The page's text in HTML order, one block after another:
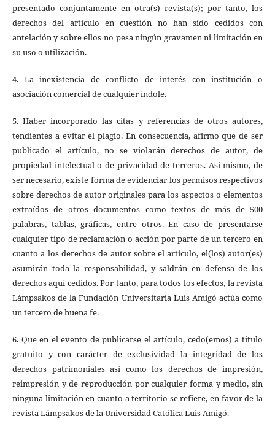
presentado conjuntamente en otra(s) revista(s); por tanto, los
derechos del artículo en cuestión no han sido cedidos con
antelación y sobre ellos no pesa ningún gravamen ni limitación en
su uso o utilización.
4. La inexistencia de conflicto de interés con institución o
asociación comercial de cualquier índole.
5. Haber incorporado las citas y referencias de otros autores,
tendientes a evitar el plagio. En consecuencia, afirmo que de ser
publicado el artículo, no se violarán derechos de autor, de
propiedad intelectual o de privacidad de terceros. Así mismo, de
ser necesario, existe forma de evidenciar los permisos respectivos
sobre derechos de autor originales para los aspectos o elementos
extraídos de otros documentos como textos de más de 500
palabras, tablas, gráficas, entre otros. En caso de presentarse
cualquier tipo de reclamación o acción por parte de un tercero en
cuanto a los derechos de autor sobre el artículo, el(los) autor(es)
asumirán toda la responsabilidad, y saldrán en defensa de los
derechos aquí cedidos. Por tanto, para todos los efectos, la revista
Lámpsakos de la Fundación Universitaria Luis Amigó actúa como
un tercero de buena fe.
6. Que en el evento de publicarse el artículo, cedo(emos) a título
gratuito y con carácter de exclusividad la integridad de los
derechos patrimoniales así como los derechos de impresión,
reimpresión y de reproducción por cualquier forma y medio, sin
ninguna limitación en cuanto a territorio se refiere, en favor de la
revista Lámpsakos de la Universidad Católica Luis Amigó.